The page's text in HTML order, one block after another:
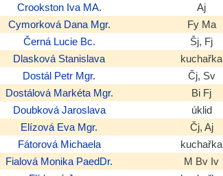
Crookston Iva MA. Aj
Cymorková Dana Mgr. Fy Ma
Černá Lucie Bc. Šj, Fj
Dlasková Stanislava kuchařka
Dostál Petr Mgr. Čj, Sv
Dostálová Markéta Mgr. Bi Fj
Doubková Jaroslava úklid
Elízová Eva Mgr. Čj, Aj
Fátorová Michaela kuchařka
Fialová Monika PaedDr. M Bv Iv